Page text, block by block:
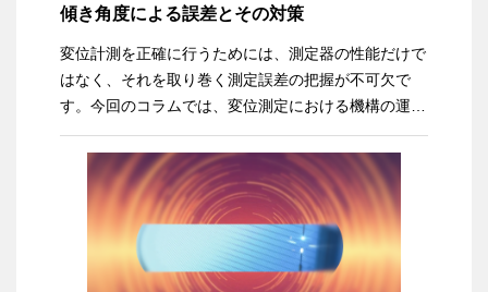
傾き角度による誤差とその対策
変位計測を正確に行うためには、測定器の性能だけで
はなく、それを取り巻く測定誤差の把握が不可欠で
す。今回のコラムでは、変位測定における機構の運動
が原因になる系統誤差と、その解決方法についてのお
話です。